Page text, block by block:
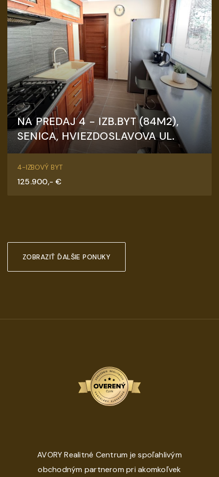
NA PREDAJ 4 - IZB.BYT (84M2),
SENICA, HVIEZDOSLAVOVA UL.
Hviezdoslavova, Senica
4-IZBOVÝ BYT
125.900,- €
ZOBRAZIŤ ĎALŠIE PONUKY
AVORY Realitné Centrum je spoľahlivým
obchodným partnerom pri akomkoľvek